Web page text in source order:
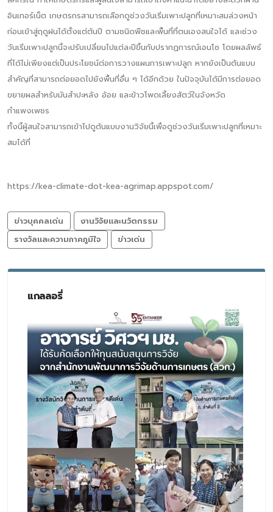
อินเทอร์เน็ต เกษตรกรสามารถเลือกดูช่วงวันเริ่มเพาะปลูกที่เหมาะสมล่วงหน้า
ก่อนเข้าสู่ฤดูฝนได้ตั้งแต่ต้นปี ตามชนิดพืชและพื้นที่ที่ตนเองสนใจได้ และช่วง
วันเริ่มเพาะปลูกนี้จะปรับเปลี่ยนไปแต่ละปีขึ้นกับปรากฏการณ์เอนโซ โดยผลลัพธ์
ที่ได้ไม่เพียงแต่เป็นประโยชน์ต่อการวางแผนการเพาะปลูก หากยังเป็นต้นแบบ
สำคัญที่สามารถต่อยอดไปยังพื้นที่อื่น ๆ ได้อีกด้วย ในปัจจุบันได้มีการต่อยอด
ขยายผลสำหรับมันสำปะหลัง อ้อย และข้าวโพดเลี้ยงสัตว์ในจังหวัด
กำแพงเพชร
ทั้งนี้ผู้สนใจสามารถเข้าไปดูต้นแบบงานวิจัยนี้เพื่อดูช่วงวันเริ่มเพาะปลูกที่เหมาะ
สมได้ที่
https://kea-climate-dot-kea-agrimap.appspot.com/
ข่าวบุคคลเด่น
งานวิจัยและนวัตกรรม
รางวัลและความภาคภูมิใจ
ข่าวเด่น
แกลลอรี่